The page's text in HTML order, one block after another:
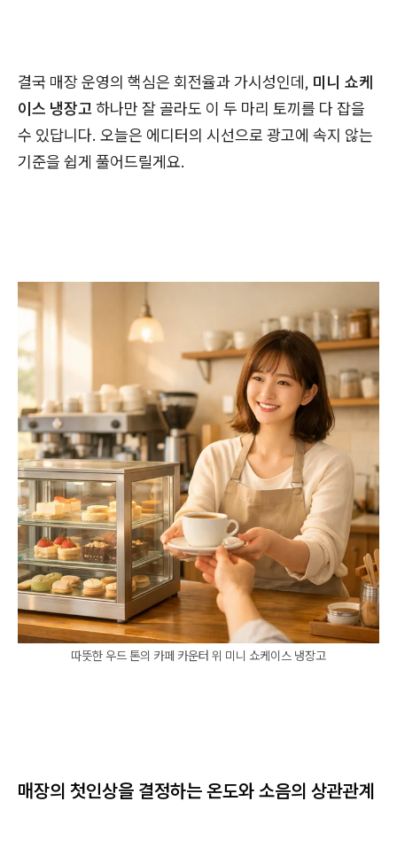
결국 매장 운영의 핵심은 회전율과 가시성인데, 미니 쇼케
이스 냉장고 하나만 잘 골라도 이 두 마리 토끼를 다 잡을
수 있답니다. 오늘은 에디터의 시선으로 광고에 속지 않는
기준을 쉽게 풀어드릴게요.
따뜻한 우드 톤의 카페 카운터 위 미니 쇼케이스 냉장고
매장의 첫인상을 결정하는 온도와 소음의 상관관계